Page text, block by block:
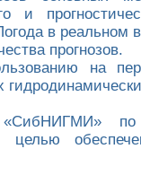
и
в реальном
прогнозов.
на
по
целью